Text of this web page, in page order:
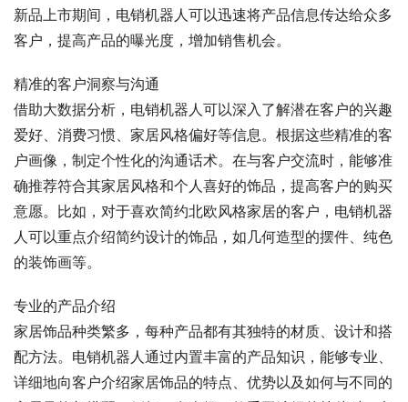
新品上市期间，电销机器人可以迅速将产品信息传达给众多
客户，提高产品的曝光度，增加销售机会。
精准的客户洞察与沟通
借助大数据分析，电销机器人可以深入了解潜在客户的兴趣
爱好、消费习惯、家居风格偏好等信息。根据这些精准的客
户画像，制定个性化的沟通话术。在与客户交流时，能够准
确推荐符合其家居风格和个人喜好的饰品，提高客户的购买
意愿。比如，对于喜欢简约北欧风格家居的客户，电销机器
人可以重点介绍简约设计的饰品，如几何造型的摆件、纯色
的装饰画等。
专业的产品介绍
家居饰品种类繁多，每种产品都有其独特的材质、设计和搭
配方法。电销机器人通过内置丰富的产品知识，能够专业、
详细地向客户介绍家居饰品的特点、优势以及如何与不同的